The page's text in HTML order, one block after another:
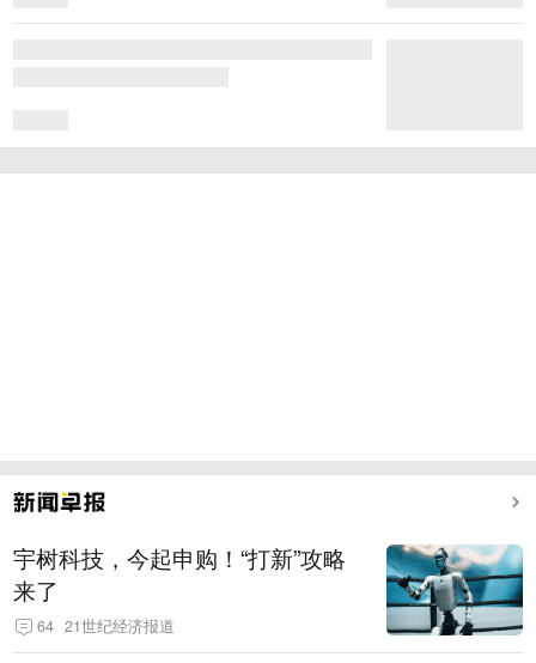
宇树科技，今起申购！“打新”攻略
来了
64 21世纪经济报道